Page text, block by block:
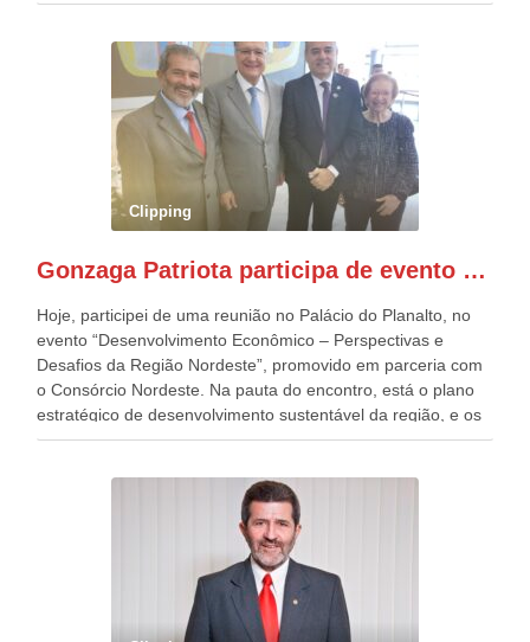
outros desfiles, na Esplanada dos Ministérios, disse ter sido
o deste ano, o maior e o mais organizado de todos. “Há
quatro décadas, como Patriota até no nome, participo
anualmente dos desfiles de Sete de Setembro, na
Esplanada dos Ministérios, em Brasília. Este ano, o governo
preparou espaços com cadeiras e coberturas, para 30.000
pessoas, só que o número de Patriotas Brasileiros
Independentes, dobrou na Esplanada. Eu, Lula e os
Patriota.
Clipping
Gonzaga Patriota participa de evento em prol do desenvolvimento do Nordeste
Hoje, participei de uma reunião no Palácio do Planalto, no
evento “Desenvolvimento Econômico – Perspectivas e
Desafios da Região Nordeste”, promovido em parceria com
o Consórcio Nordeste. Na pauta do encontro, está o plano
estratégico de desenvolvimento sustentável da região, e os
desafios para a elaboração de políticas públicas, que
evento contou com a presença do Vice-presidente Geraldo
Alckmin, que também ocupa o Ministério do
Desenvolvimento, Indústria, Comércio e Serviços, o ex
governador de Pernambuco, agora Presidente do Banco do
Nordeste, Paulo Câmara, o ex Deputado Federal, e
atualmente Superintendente da SUDENE, Danilo Cabral, da